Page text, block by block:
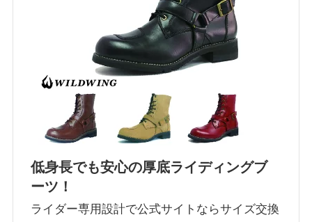
低身長でも安心の厚底ライディングブ
ーツ！
ライダー専用設計で公式サイトならサイズ交換